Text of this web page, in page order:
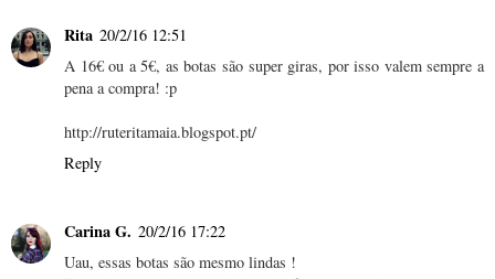
Rita 20/2/16 12:51
A 16€ ou a 5€, as botas são super giras, por isso valem sempre a
pena a compra! :p
http://ruteritamaia.blogspot.pt/
Reply
Carina G. 20/2/16 17:22
Uau, essas botas são mesmo lindas !